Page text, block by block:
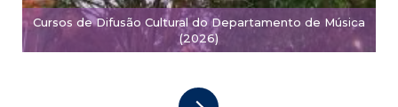
Cursos de Difusão Cultural do Departamento de Música
(2026)